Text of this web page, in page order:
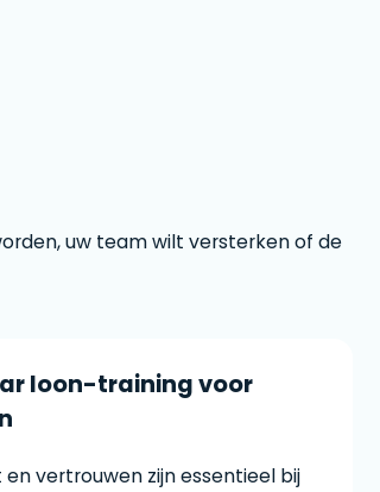
uw team wilt versterken of de
loon-training voor
vertrouwen zijn essentieel bij